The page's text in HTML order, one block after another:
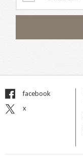
facebook
x